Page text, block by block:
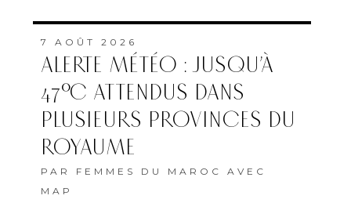
7 AOÛT 2026
ALERTE MÉTÉO : JUSQU’À
47°C ATTENDUS DANS
PLUSIEURS PROVINCES DU
ROYAUME
PAR FEMMES DU MAROC AVEC
MAP